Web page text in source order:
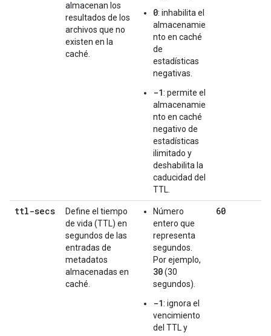
almacenan los
resultados de los
archivos que no
existen en la
caché.
0: inhabilita el
almacenamie
nto en caché
de
estadísticas
negativas.
-1: permite el
almacenamie
nto en caché
negativo de
estadísticas
ilimitado y
deshabilita la
caducidad del
TTL.
ttl-secs
Define el tiempo
de vida (TTL) en
segundos de las
entradas de
metadatos
almacenadas en
caché.
Número
entero que
representa
segundos.
Por ejemplo,
30(30
segundos).
-1: ignora el
vencimiento
del TTL y
60